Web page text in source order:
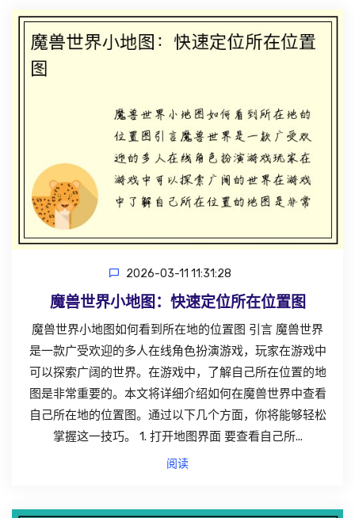
2026-03-11 11:31:28
魔兽世界小地图：快速定位所在位置图
魔兽世界小地图如何看到所在地的位置图 引言 魔兽世界
是一款广受欢迎的多人在线角色扮演游戏，玩家在游戏中
可以探索广阔的世界。在游戏中，了解自己所在位置的地
图是非常重要的。本文将详细介绍如何在魔兽世界中查看
自己所在地的位置图。通过以下几个方面，你将能够轻松
掌握这一技巧。 1. 打开地图界面 要查看自己所...
阅读